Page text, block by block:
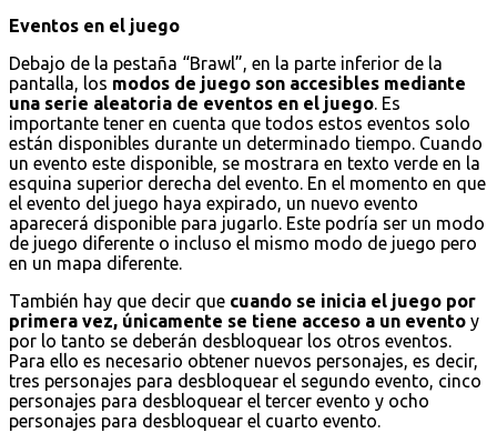
Eventos en el juego
Debajo de la pestaña “Brawl”, en la parte inferior de la
pantalla, los modos de juego son accesibles mediante
una serie aleatoria de eventos en el juego. Es
importante tener en cuenta que todos estos eventos solo
están disponibles durante un determinado tiempo. Cuando
un evento este disponible, se mostrara en texto verde en la
esquina superior derecha del evento. En el momento en que
el evento del juego haya expirado, un nuevo evento
aparecerá disponible para jugarlo. Este podría ser un modo
de juego diferente o incluso el mismo modo de juego pero
en un mapa diferente.
También hay que decir que cuando se inicia el juego por
primera vez, únicamente se tiene acceso a un evento y
por lo tanto se deberán desbloquear los otros eventos.
Para ello es necesario obtener nuevos personajes, es decir,
tres personajes para desbloquear el segundo evento, cinco
personajes para desbloquear el tercer evento y ocho
personajes para desbloquear el cuarto evento.